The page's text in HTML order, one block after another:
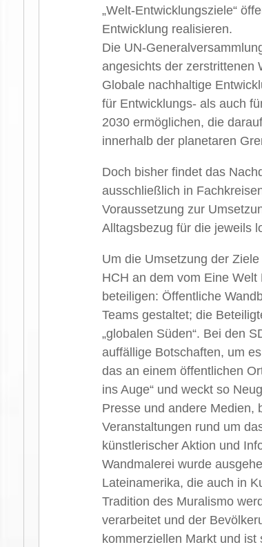
„Welt-Entwicklungsziele“
Entwicklung realisieren.
Die UN-
angesichts der zerstrittenen
Globale nachhaltige
für Entwicklungs- als auch
2030 ermöglichen, die
innerhalb der planetaren
Doch bisher findet das
ausschließlich in
Voraussetzung zur
Alltagsbezug für die jeweils
Um die Umsetzung der
HCH an dem vom Eine
beteiligen: Öffentliche
Teams gestaltet; die
„globalen Süden“. Bei den
auffällige Botschaften, um
das an einem öffentlichen
ins Auge“ und weckt so
Presse und andere Medien,
Veranstaltungen rund um
künstlerischer Aktion und
Wandmalerei wurde
Lateinamerika, die auch in
Tradition des Muralismo
verarbeitet und der
kommerziellen Markt und